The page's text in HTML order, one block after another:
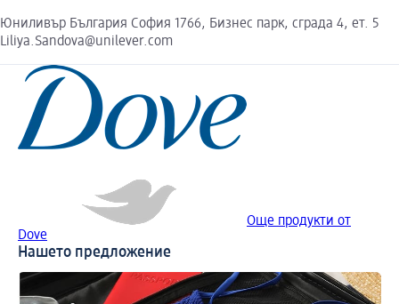
Юниливър България София 1766, Бизнес парк, сграда 4, ет. 5
Liliya.Sandova@unilever.com
Още продукти от
Dove
Нашето предложение